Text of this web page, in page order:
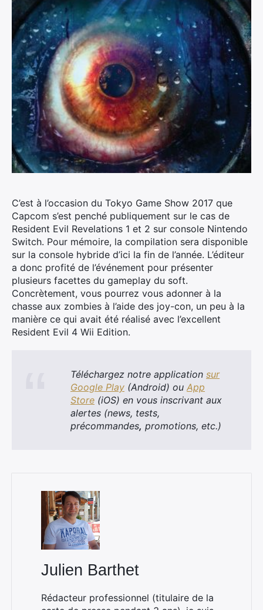
C’est à l’occasion du Tokyo Game Show 2017 que
Capcom s’est penché publiquement sur le cas de
Resident Evil Revelations 1 et 2 sur console Nintendo
Switch. Pour mémoire, la compilation sera disponible
sur la console hybride d’ici la fin de l’année. L’éditeur
a donc profité de l’événement pour présenter
plusieurs facettes du gameplay du soft.
Concrètement, vous pourrez vous adonner à la
chasse aux zombies à l’aide des joy-con, un peu à la
manière ce qui avait été réalisé avec l’excellent
Resident Evil 4 Wii Edition.
Téléchargez notre application sur
Google Play (Android) ou App
Store (iOS) en vous inscrivant aux
alertes (news, tests,
précommandes, promotions, etc.)
Julien Barthet
Rédacteur professionnel (titulaire de la